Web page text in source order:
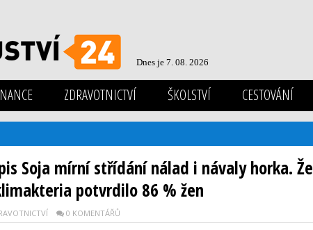
Dnes je 7. 08. 2026
ZDRAVOTNICTVÍ ŠKOLSTVÍ CESTOVÁNÍ
Soja mírní střídání nálad i návaly horka. Že
potvrdilo 86 % žen
0 KOMENTÁŘŮ